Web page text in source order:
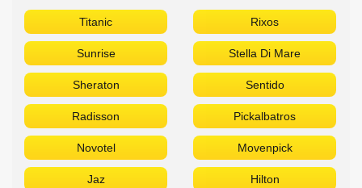
Titanic Rixos
Sunrise Stella Di Mare
Sheraton Sentido
Radisson Pickalbatros
Novotel Movenpick
Jaz Hilton